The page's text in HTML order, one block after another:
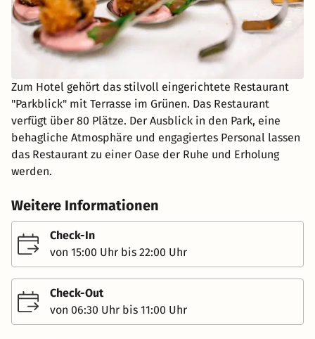
Zum Hotel gehört das stilvoll eingerichtete Restaurant
"Parkblick" mit Terrasse im Grünen. Das Restaurant
verfügt über 80 Plätze. Der Ausblick in den Park, eine
behagliche Atmosphäre und engagiertes Personal lassen
das Restaurant zu einer Oase der Ruhe und Erholung
werden.
Weitere Informationen
Check-In
von 15:00 Uhr bis 22:00 Uhr
Check-Out
von 06:30 Uhr bis 11:00 Uhr